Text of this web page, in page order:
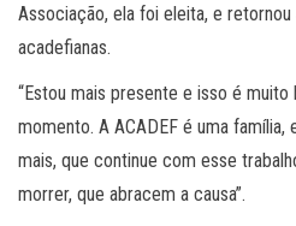
Associação, ela foi eleita, e
acadefianas.
“Estou mais presente e isso é
momento. A ACADEF é uma
mais, que continue com esse
morrer, que abracem a causa”.